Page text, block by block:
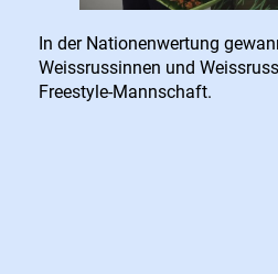
In der Nationenwertung
Weissrussinnen und
Freestyle-Mannschaft.